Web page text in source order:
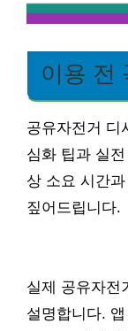
이용 전
공유자전거 디
심화 팁과 실
상 소요 시간
짚어드립니다.
실제 공유자전
설명합니다.